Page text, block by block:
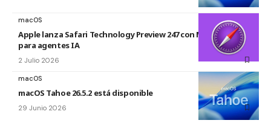
macOS
Apple lanza Safari Technology Preview 247 con MCP Server
para agentes IA
2 Julio 2026
macOS
macOS Tahoe 26.5.2 está disponible
29 Junio 2026